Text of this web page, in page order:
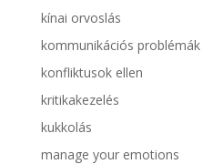
kínai orvoslás
kommunikációs problémák
konfliktusok ellen
kritikakezelés
kukkolás
manage your emotions